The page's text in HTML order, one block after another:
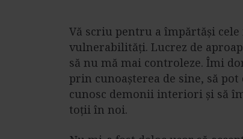
Vă scriu pentru a împărtăși
vulnerabilități. Lucrez de
să nu mă mai controleze. Îmi
prin cunoașterea de sine, să
cunosc demonii interiori și să
toții în noi.